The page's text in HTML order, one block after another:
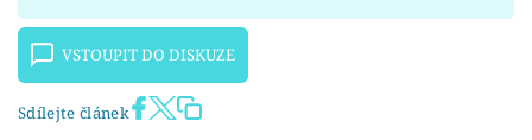
VSTOUPIT DO DISKUZE
Sdílejte článek